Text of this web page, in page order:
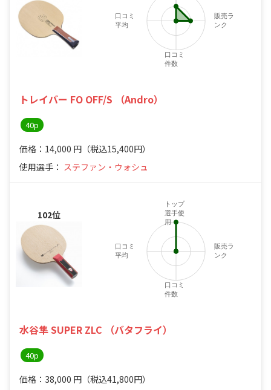
トレイバー FO OFF/S （Andro）
40p
価格：14,000 円 （税込15,400円）
使用選手： ステファン・ウォシュ
販売ラ
ンク
口コミ
件数
口コミ
平均
102位
水谷隼 SUPER ZLC （バタフライ）
40p
価格：38,000 円 （税込41,800円）
トップ
選手使
用
販売ラ
ンク
口コミ
件数
口コミ
平均